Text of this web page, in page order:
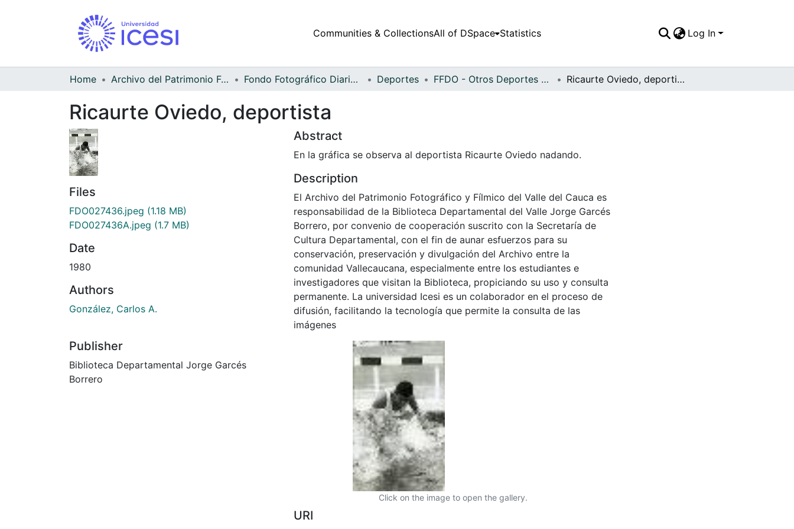
Communities & CollectionsAll of DSpace Statistics Log In
Home Archivo del Patrimonio Fotográfico y Fílmico del Valle del Cauca Fondo Fotográfico Diario Occidente Deportes FFDO - Otros Deportes - Patrimonial Ricaurte Oviedo, deportista
Ricaurte Oviedo, deportista
Files
FDO027436.jpeg (1.18 MB)
FDO027436A.jpeg (1.7 MB)
Date
1980
Authors
González, Carlos A.
Publisher
Biblioteca Departamental Jorge Garcés
Borrero
Abstract
En la gráfica se observa al deportista Ricaurte Oviedo nadando.
Description
El Archivo del Patrimonio Fotográfico y Fílmico del Valle del Cauca es
responsabilidad de la Biblioteca Departamental del Valle Jorge Garcés
Borrero, por convenio de cooperación suscrito con la Secretaría de
Cultura Departamental, con el fin de aunar esfuerzos para su
conservación, preservación y divulgación del Archivo entre la
comunidad Vallecaucana, especialmente entre los estudiantes e
investigadores que visitan la Biblioteca, propiciando su uso y consulta
permanente. La universidad Icesi es un colaborador en el proceso de
difusión, facilitando la tecnología que permite la consulta de las
imágenes
Click on the image to open the gallery.
URI